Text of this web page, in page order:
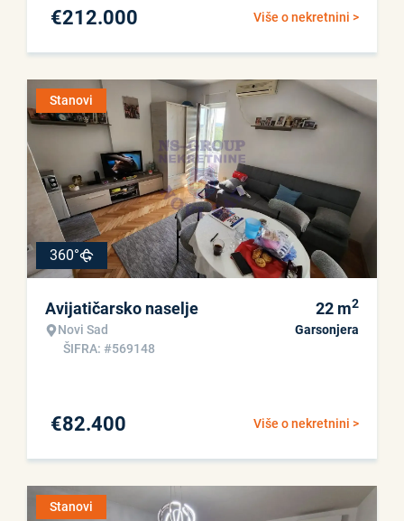
Više o nekretnini >
€212.000
Stanovi
360°
Avijatičarsko naselje
Novi Sad
ŠIFRA: #569148
22 m2
Garsonjera
Više o nekretnini >
€82.400
Stanovi